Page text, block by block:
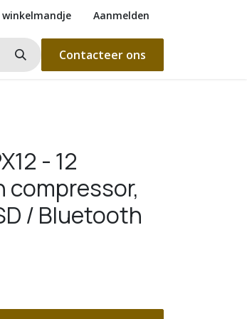
Aanmelden
Contacteer ons
- 12
compressor,
/ Bluetooth